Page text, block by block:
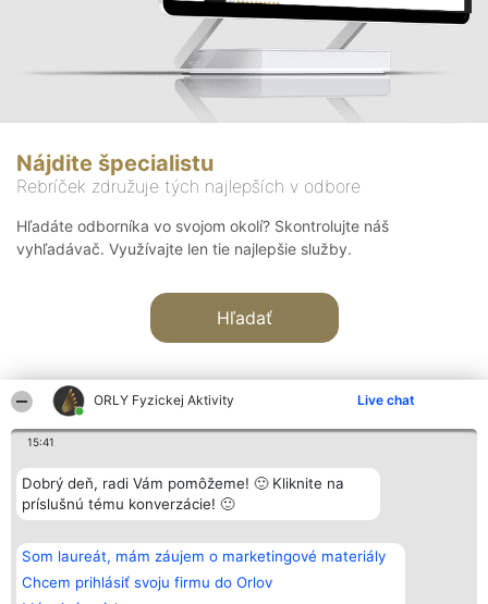
ORLY Fyzickej Aktivity Live chat
15:41
Dobrý deň, radi Vám pomôžeme! 🙂 Kliknite na
príslušnú tému konverzácie! 🙂
Som laureát, mám záujem o marketingové materiály
Chcem prihlásiť svoju firmu do Orlov
Nájdite špecialistu
Rebríček združuje tých najlepších v odbore
Hľadáte odborníka vo svojom okolí? Skontrolujte náš
vyhľadávač. Využívajte len tie najlepšie služby.
Hľadať
Organizátor hodnotenia
Bright Side Solutions sp. z o.
o. sp. k.
Wrocław 50-079
KRS 0000749100 | Regon
381313360 | NIP 8943132676
+48 508 492 400
Hodnotenie
Laureáti
Lista
Laureatów
Podmienky
Obchodné
podmienky
Kontakt
Kontakt